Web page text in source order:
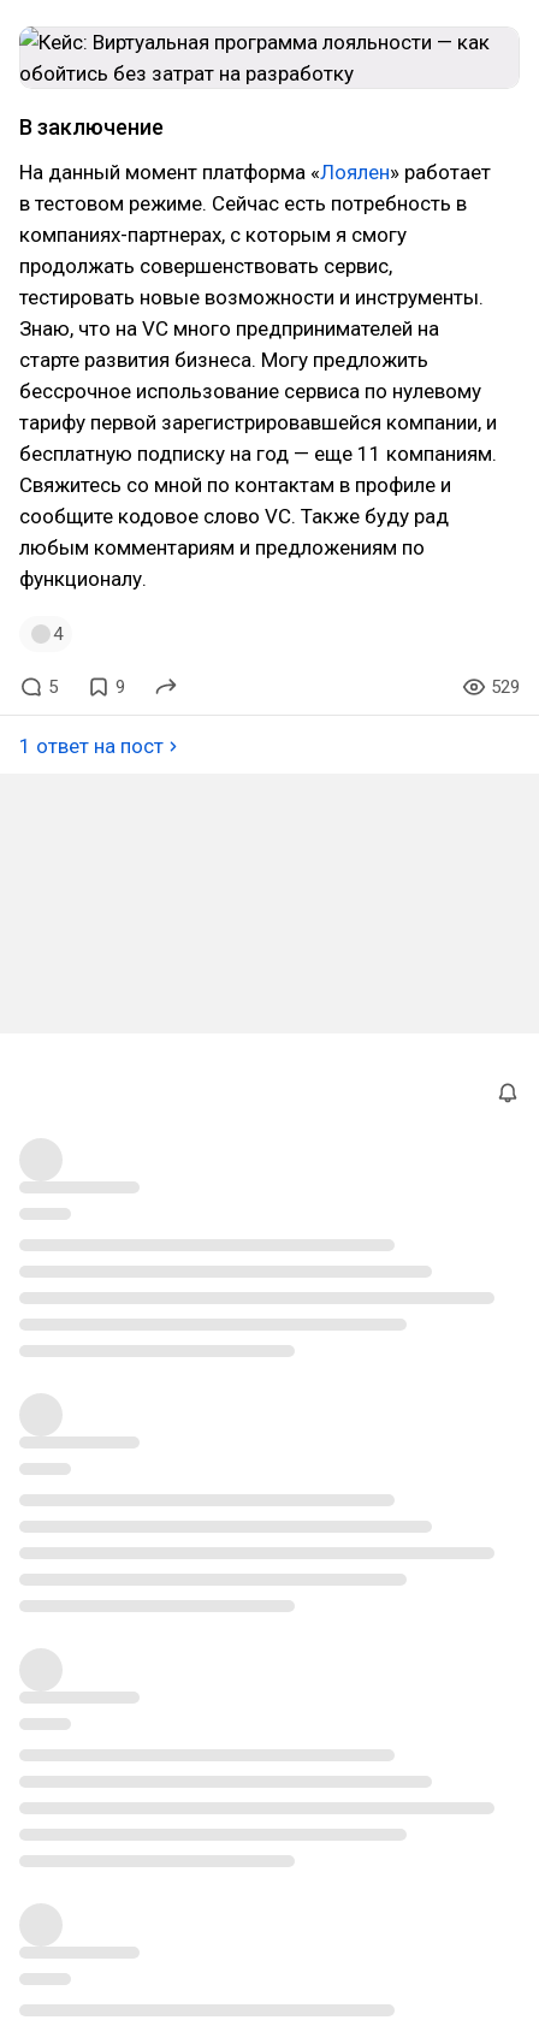
В заключение
На данный момент платформа «Лоялен» работает
в тестовом режиме. Сейчас есть потребность в
компаниях-партнерах, с которым я смогу
продолжать совершенствовать сервис,
тестировать новые возможности и инструменты.
Знаю, что на VC много предпринимателей на
старте развития бизнеса. Могу предложить
бессрочное использование сервиса по нулевому
тарифу первой зарегистрировавшейся компании, и
бесплатную подписку на год — еще 11 компаниям.
Свяжитесь со мной по контактам в профиле и
сообщите кодовое слово VC. Также буду рад
любым комментариям и предложениям по
функционалу.
4
5 9 529
1 ответ на пост